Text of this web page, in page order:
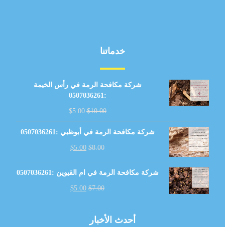
خدماتنا
شركة مكافحة الرمة في رأس الخيمة
:0507036261
$10.00
$5.00
شركة مكافحة الرمة في أبوظبي :0507036261
$8.00
$5.00
شركة مكافحة الرمة في ام القيوين :0507036261
$7.00
$5.00
أحدث الأخبار